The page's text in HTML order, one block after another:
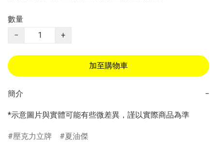
數量
−
+
加至購物車
簡介 −
*示意圖片與實體可能有些微差異，謹以實際商品為準
壓克力立牌 夏油傑